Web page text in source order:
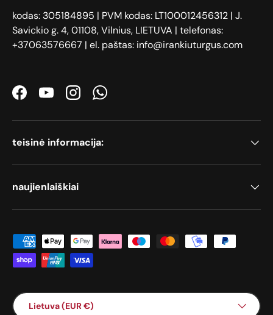
kodas: 305184895 | PVM kodas: LT100012456312 | J.
Savickio g. 4, 01108, Vilnius, LIETUVA | telefonas:
+37063576667 | el. paštas: info@irankiuturgus.com
FacebookYouTubeInstagramWhatsApp
teisinė informacija:
naujienlaiškiai
Priimami mokėjimo būdai
Šalis / Regionas
Lietuva (EUR €)